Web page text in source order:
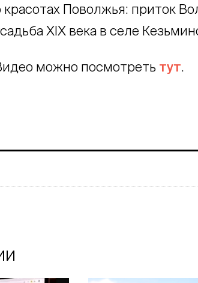
красотах Поволжья: приток
XIX века в селе
можно посмотреть тут